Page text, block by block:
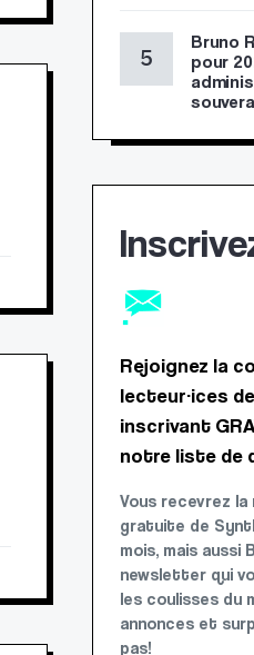
Bruno
pour
Rejoignez la
lecteur·ices
inscrivant
notre liste de
Vous recevrez
gratuite de
mois, mais aussi
newsletter qui
les coulisses du
annonces et
pas!